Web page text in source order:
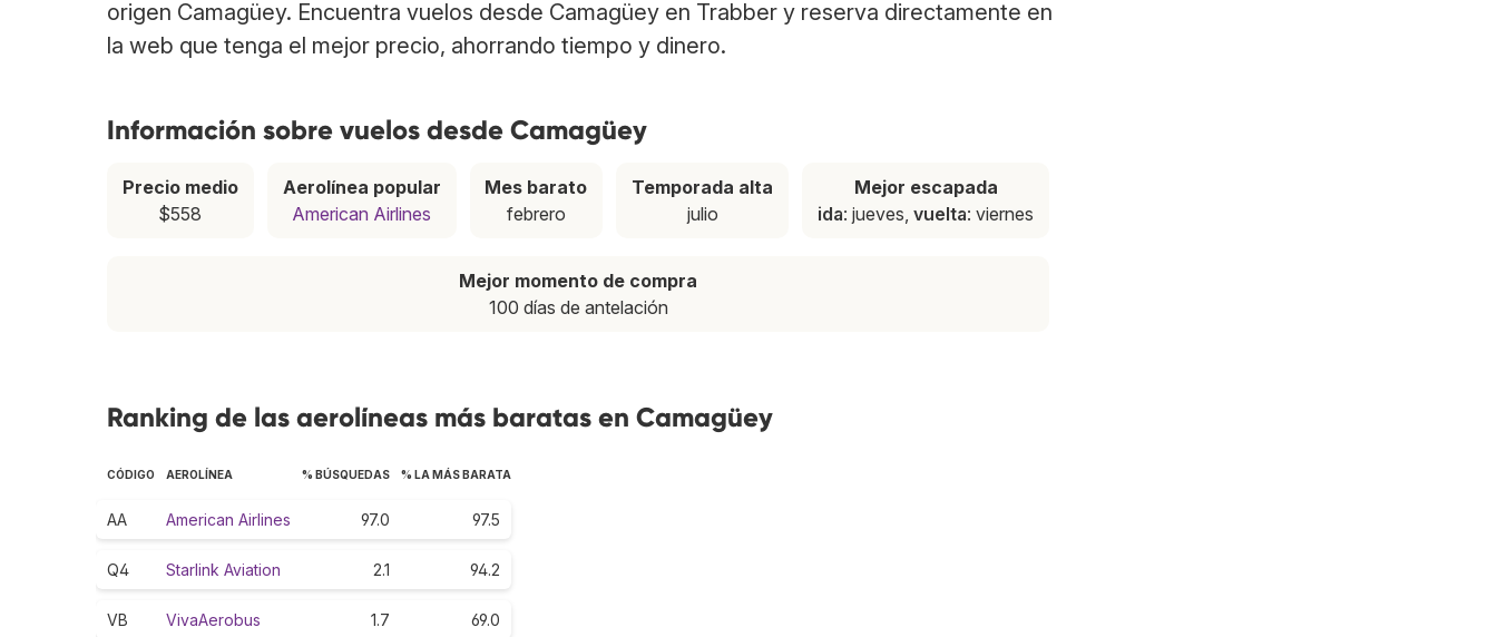
origen Camagüey. Encuentra vuelos desde Camagüey en Trabber y reserva directamente en
la web que tenga el mejor precio, ahorrando tiempo y dinero.
Información sobre vuelos desde Camagüey
Precio medio
$558
Aerolínea popular
American Airlines
Mes barato
febrero
Temporada alta
julio
Mejor escapada
ida: jueves,vuelta: viernes
Mejor momento de compra
100 días de antelación
Ranking de las aerolíneas más baratas en Camagüey
CÓDIGO AEROLÍNEA % BÚSQUEDAS % LA MÁS BARATA
AA American Airlines 97.0 97.5
Q4 Starlink Aviation 2.1 94.2
VB VivaAerobus 1.7 69.0